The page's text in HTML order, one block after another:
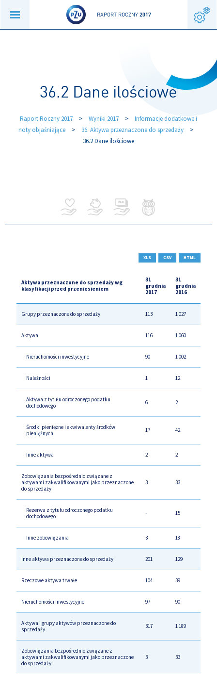
RAPORT ROCZNY 2017
36.2 Dane ilościowe
Raport Roczny 2017 > Wyniki 2017 >
Informacje dodatkowe i
noty objaśniające
> 36. Aktywa przeznaczone do sprzedaży
>
36.2 Dane ilościowe
XLS CSV HTML
Aktywa przeznaczone do sprzedaży wg
klasyfikacji przed przeniesieniem
31
grudnia
2017
31
grudnia
2016
Grupy przeznaczone do sprzedaży 113 1 027
Aktywa 116 1 060
Nieruchomości inwestycyjne 90 1 002
Należności 1 12
Aktywa z tytułu odroczonego podatku
dochodowego
6 2
Środki pieniężne i ekwiwalenty środków
pieniężnych
17 42
Inne aktywa 2 2
Zobowiązania bezpośrednio związane z
aktywami zakwalifikowanymi jako przeznaczone
do sprzedaży
3 33
Rezerwa z tytułu odroczonego podatku
dochodowego
- 15
Inne zobowiązania 3 18
Inne aktywa przeznaczone do sprzedaży 201 129
Rzeczowe aktywa trwałe 104 39
Nieruchomości inwestycyjne 97 90
Aktywa i grupy aktywów przeznaczone do
sprzedaży
317 1 189
Zobowiązania bezpośrednio związane z
aktywami zakwalifikowanymi jako przeznaczone
do sprzedaży
3 33